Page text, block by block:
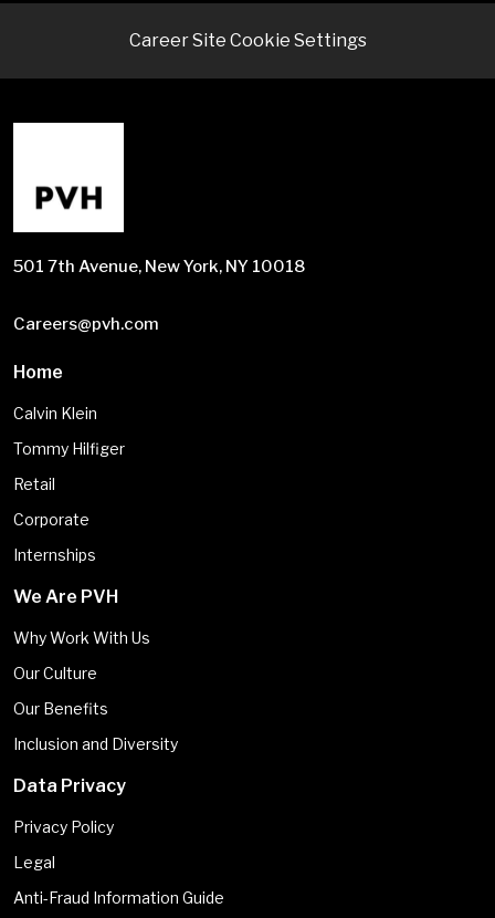
Career Site Cookie Settings
501 7th Avenue, New York, NY 10018
Careers@pvh.com
Home
Calvin Klein
Tommy Hilfiger
Retail
Corporate
Internships
We Are PVH
Why Work With Us
Our Culture
Our Benefits
Inclusion and Diversity
Data Privacy
Privacy Policy
Legal
Anti-Fraud Information Guide